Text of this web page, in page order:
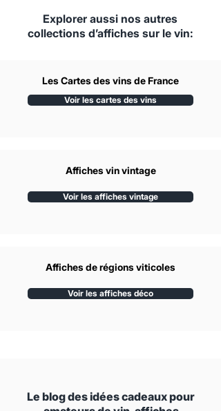
Explorer aussi nos autres
collections d’affiches sur le vin:
Les Cartes des vins de France
Voir les cartes des vins
Affiches vin vintage
Voir les affiches vintage
Affiches de régions viticoles
Voir les affiches déco
Le blog des idées cadeaux pour